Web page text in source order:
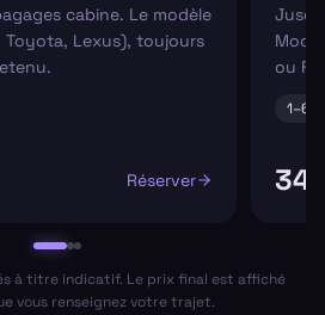
cabine. Le modèle
Toyota, Lexus), toujours
Réserver
ou
1–6
à titre indicatif. Le prix final est affiché
vous renseignez votre trajet.